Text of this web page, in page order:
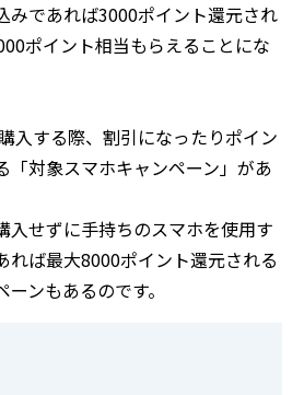
みであれば3000ポイント還元され
ポイント相当もらえることにな
入する際、割引になったりポイン
「対象スマホキャンペーン」があ
入せずに手持ちのスマホを使用す
れば最大8000ポイント還元される
ンもあるのです。